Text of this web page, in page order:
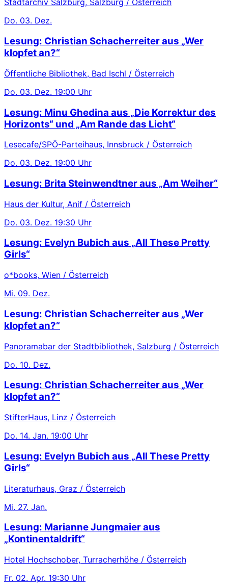
Stadtarchiv Salzburg, Salzburg / Österreich
Do. 03. Dez.
Lesung: Christian Schacherreiter aus „Wer
klopfet an?“
Öffentliche Bibliothek, Bad Ischl / Österreich
Do. 03. Dez. 19:00 Uhr
Lesung: Minu Ghedina aus „Die Korrektur des
Horizonts“ und „Am Rande das Licht“
Lesecafe/SPÖ-Parteihaus, Innsbruck / Österreich
Do. 03. Dez. 19:00 Uhr
Lesung: Brita Steinwendtner aus „Am Weiher“
Haus der Kultur, Anif / Österreich
Do. 03. Dez. 19:30 Uhr
Lesung: Evelyn Bubich aus „All These Pretty
Girls“
o*books, Wien / Österreich
Mi. 09. Dez.
Lesung: Christian Schacherreiter aus „Wer
klopfet an?“
Panoramabar der Stadtbibliothek, Salzburg / Österreich
Do. 10. Dez.
Lesung: Christian Schacherreiter aus „Wer
klopfet an?“
StifterHaus, Linz / Österreich
Do. 14. Jan. 19:00 Uhr
Lesung: Evelyn Bubich aus „All These Pretty
Girls“
Literaturhaus, Graz / Österreich
Mi. 27. Jan.
Lesung: Marianne Jungmaier aus
„Kontinentaldrift“
Hotel Hochschober, Turracherhöhe / Österreich
Fr. 02. Apr. 19:30 Uhr